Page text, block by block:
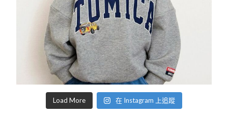
Load More 在 Instagram 上追蹤